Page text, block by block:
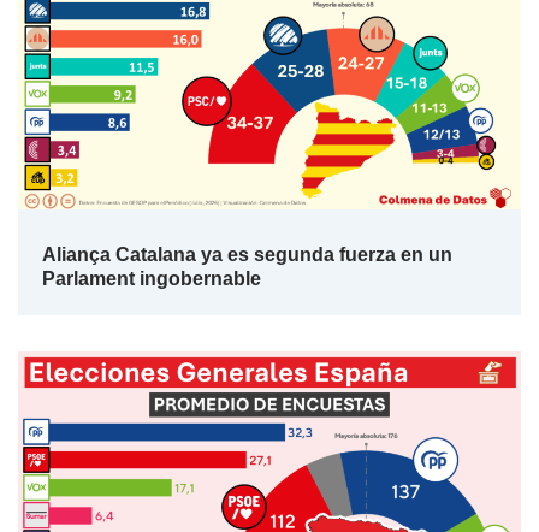
Aliança Catalana ya es segunda fuerza en un
Parlament ingobernable